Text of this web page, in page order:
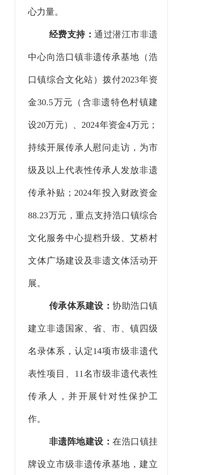
心力量。
经费支持：通过潜江市非遗
中心向浩口镇非遗传承基地（浩
口镇综合文化站）拨付2023年资
金30.5万元（含非遗特色村镇建
设20万元）、2024年资金4万元；
持续开展传承人慰问走访，为市
级及以上代表性传承人发放非遗
传承补贴；2024年投入财政资金
88.23万元，重点支持浩口镇综合
文化服务中心提档升级、艾桥村
文体广场建设及非遗文体活动开
展。
传承体系建设：协助浩口镇
建立非遗国家、省、市、镇四级
名录体系，认定14项市级非遗代
表性项目、11名市级非遗代表性
传承人，并开展针对性保护工
作。
非遗阵地建设：在浩口镇挂
牌设立市级非遗传承基地，建立